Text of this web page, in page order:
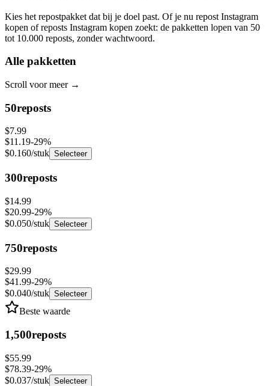
Kies het repostpakket dat bij je doel past. Of je nu repost Instagram
kopen of reposts Instagram kopen zoekt: de pakketten lopen van 50
tot 10.000 reposts, zonder wachtwoord.
Alle pakketten
Scroll voor meer→
50reposts
$7.99
$11.19-29%
$0.160/stuk Selecteer
300reposts
$14.99
$20.99-29%
$0.050/stuk Selecteer
750reposts
$29.99
$41.99-29%
$0.040/stuk Selecteer
Beste waarde
1,500reposts
$55.99
$78.39-29%
$0.037/stuk Selecteer